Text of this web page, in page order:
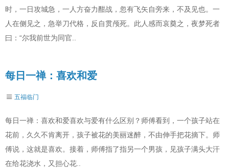
时，一日攻城急，一人方奋力酣战，忽有飞矢自旁来，不及见也。一
人在侧见之，急举刀代格，反自贯颅死。此人感而哀奠之，夜梦死者
曰：“尔我前世为同官..
每日一禅：喜欢和爱
五福临门
每日一禅：喜欢和爱喜欢与爱有什么区别？师傅看到，一个孩子站在
花前，久久不肯离开，孩子被花的美丽迷醉，不由伸手把花摘下。师
傅说，这就是喜欢。接着，师傅指了指另一个男孩，见孩子满头大汗
在给花浇水，又担心花..